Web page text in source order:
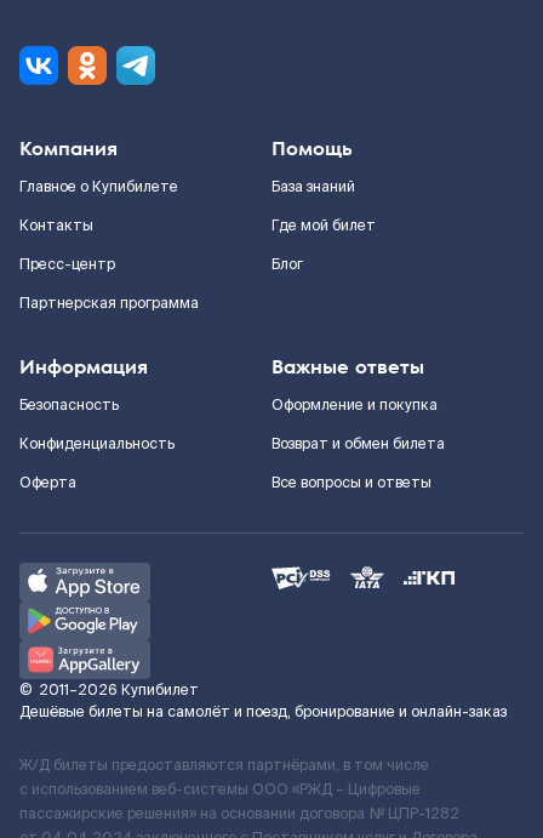
Компания
Главное о Купибилете
Контакты
Пресс-центр
Партнерская программа
Помощь
База знаний
Где мой билет
Блог
Информация
Безопасность
Конфиденциальность
Оферта
Важные ответы
Оформление и покупка
Возврат и обмен билета
Все вопросы и ответы
© 2011–2026 Купибилет
Дешёвые билеты на самолёт и поезд, бронирование и онлайн-заказ
Ж/Д билеты предоставляются партнёрами, в том числе
с использованием веб-системы ООО «РЖД – Цифровые
пассажирские решения» на основании договора № ЦПР-1282